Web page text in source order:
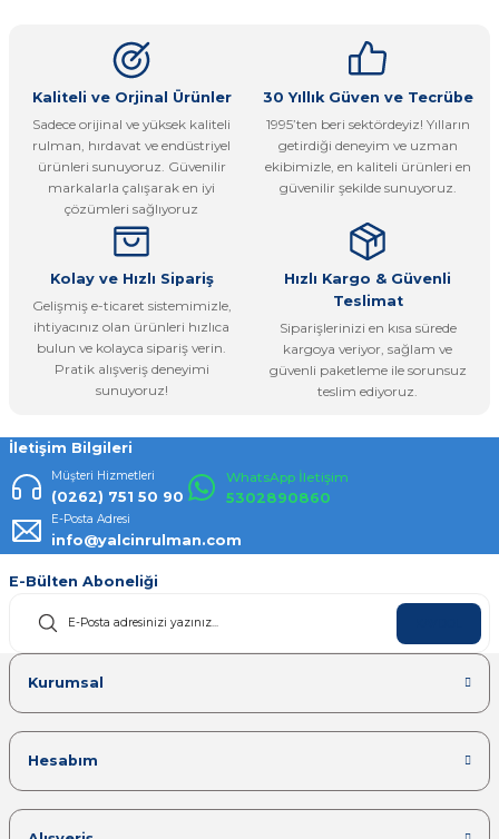
Görüş ve önerileriniz için teşekkür ederiz.
Ürün resmi kalitesiz, bozuk veya görüntülenemiyor.
Ürün açıklamasında eksik bilgiler bulunuyor.
Ürün bilgilerinde hatalar bulunuyor.
Ürün fiyatı diğer sitelerden daha pahalı.
Bu ürüne benzer farklı alternatifler olmalı.
Gönder
Kaliteli ve Orjinal Ürünler
Sadece orijinal ve yüksek kaliteli
rulman, hırdavat ve endüstriyel
ürünleri sunuyoruz. Güvenilir
markalarla çalışarak en iyi
çözümleri sağlıyoruz
30 Yıllık Güven ve Tecrübe
1995’ten beri sektördeyiz! Yılların
getirdiği deneyim ve uzman
ekibimizle, en kaliteli ürünleri en
güvenilir şekilde sunuyoruz.
Kolay ve Hızlı Sipariş
Gelişmiş e-ticaret sistemimizle,
ihtiyacınız olan ürünleri hızlıca
bulun ve kolayca sipariş verin.
Pratik alışveriş deneyimi
sunuyoruz!
Hızlı Kargo & Güvenli
Teslimat
Siparişlerinizi en kısa sürede
kargoya veriyor, sağlam ve
güvenli paketleme ile sorunsuz
teslim ediyoruz.
İletişim Bilgileri
Müşteri Hizmetleri
(0262) 751 50 90
WhatsApp İletişim
5302890860
E-Posta Adresi
info@yalcinrulman.com
E-Bülten Aboneliği
Kurumsal
Hesabım